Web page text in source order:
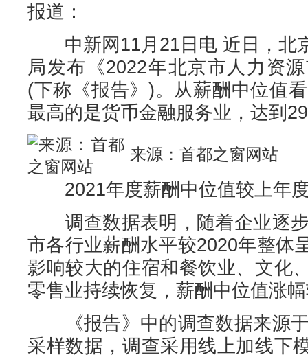
报道：
中新网11月21日电 近日，北
局发布《2022年北京市人力资
(下称《报告》)。从薪酬中位值
最高的是货币金融服务业，达到
来源：首都之窗网站
2021年度薪酬中位值较上年
调查数据表明，随着企业逐步
市各行业薪酬水平较2020年整体
影响较大的住宿和餐饮业、文化
零售业持续恢复，薪酬中位值涨
《报告》中的调查数据来源于
采样数据，调查采用线上加线下